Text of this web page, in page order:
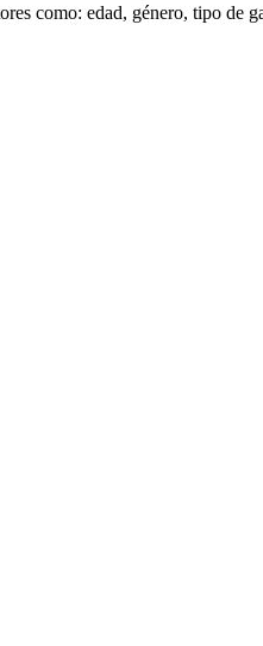
como: edad, género, tipo de